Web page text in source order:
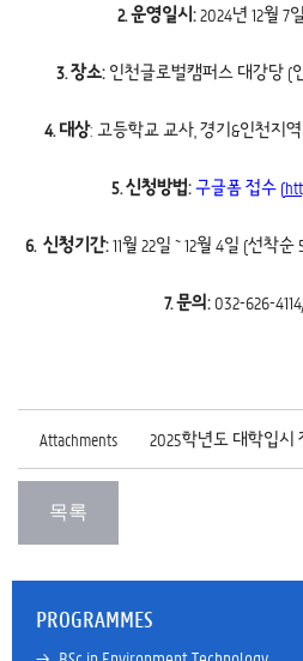
2. 운영일시:2024년 12월 7
3. 장소:인천글로벌캠퍼스 대강당 (
4. 대상: 고등학교 교사, 경기&인천지
5. 신청방법:구글폼 접수 (
6. 신청기간:11월 22일 ~ 12월 4일 (선착
7. 문의:032-626-
Attachments 2025학년도 대학입시
PROGRAMMES